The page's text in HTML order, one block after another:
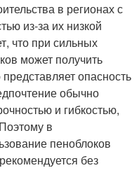
в регионах с
из-за их низкой
что при сильных
может получить
опасность
обычно
и гибкостью,
в
пеноблоков
без